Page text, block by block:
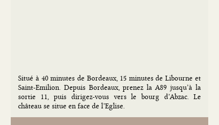
Situé à 40 minutes de Bordeaux, 15 minutes de Libourne et
Saint-Emilion. Depuis Bordeaux, prenez la A89 jusqu’à la
sortie 11, puis dirigez-vous vers le bourg d’Abzac. Le
château se situe en face de l’Eglise.